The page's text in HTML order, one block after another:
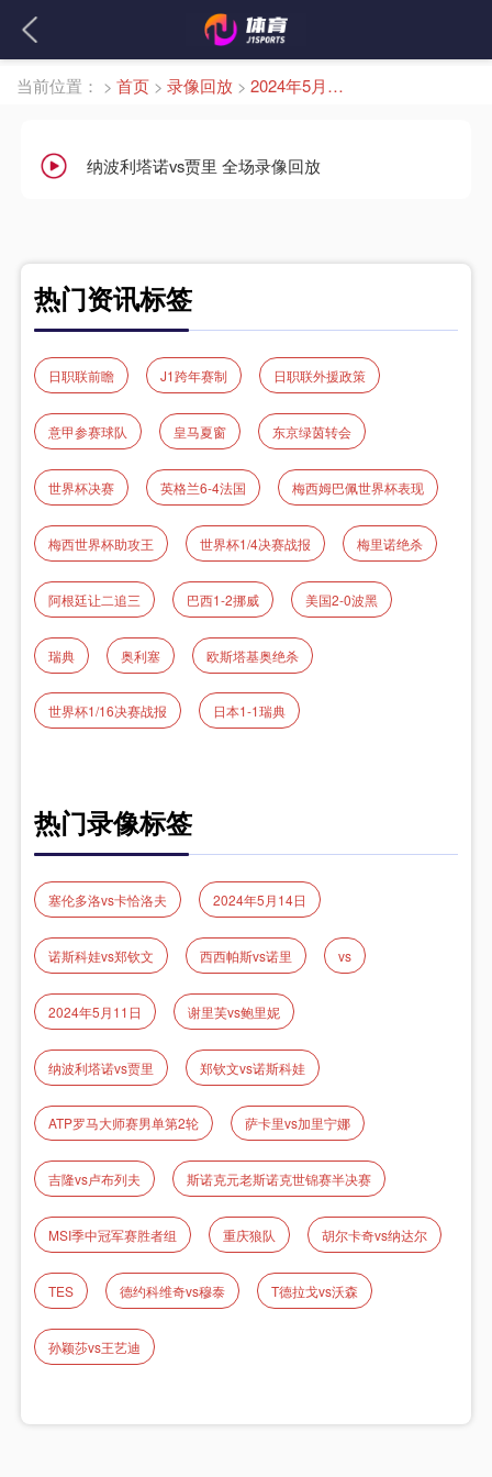
当前位置： > 首页 > 录像回放 > 2024年5月14日
纳波利塔诺vs贾里 全场录像回放
热门资讯标签
日职联前瞻 J1跨年赛制 日职联外援政策
意甲参赛球队 皇马夏窗 东京绿茵转会
世界杯决赛 英格兰6-4法国 梅西姆巴佩世界杯表现
梅西世界杯助攻王 世界杯1/4决赛战报 梅里诺绝杀
阿根廷让二追三 巴西1-2挪威 美国2-0波黑
瑞典 奥利塞 欧斯塔基奥绝杀
世界杯1/16决赛战报 日本1-1瑞典
热门录像标签
塞伦多洛vs卡恰洛夫 2024年5月14日
诺斯科娃vs郑钦文 西西帕斯vs诺里 vs
2024年5月11日 谢里芙vs鲍里妮
纳波利塔诺vs贾里 郑钦文vs诺斯科娃
ATP罗马大师赛男单第2轮 萨卡里vs加里宁娜
吉隆vs卢布列夫 斯诺克元老斯诺克世锦赛半决赛
MSI季中冠军赛胜者组 重庆狼队 胡尔卡奇vs纳达尔
TES 德约科维奇vs穆泰 T德拉戈vs沃森
孙颖莎vs王艺迪